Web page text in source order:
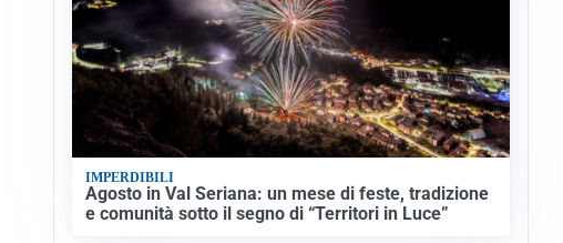
IMPERDIBILI
Agosto in Val Seriana: un mese di feste, tradizione
e comunità sotto il segno di “Territori in Luce”